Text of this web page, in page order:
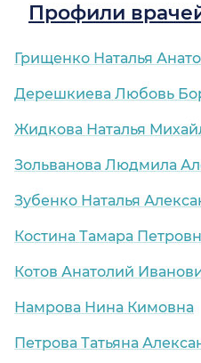
Профили
Грищенко Наталья
Дерешкиева Любовь
Жидкова Наталья
Зольванова Людмила
Зубенко Наталья
Костина Тамара
Котов Анатолий
Намрова Нина Кимовна
Петрова Татьяна